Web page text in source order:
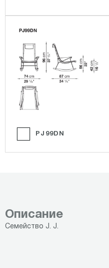
PJ99DN
Описание
Семейство J. J.